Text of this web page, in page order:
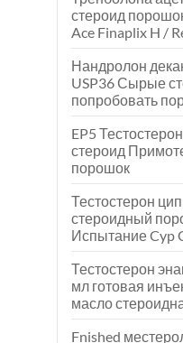
стероид
Ace Finaplix H /
Нандролон
USP36 Сырые
попробовать
EP5
стероид
порошок
Тестостерон
стероидный
Испытание Cyp
Тестостерон
мл готовая
масло
Fnished